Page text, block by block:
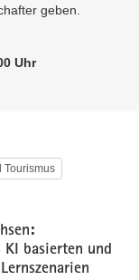
geben.
Uhr
Tourismus
basierten und